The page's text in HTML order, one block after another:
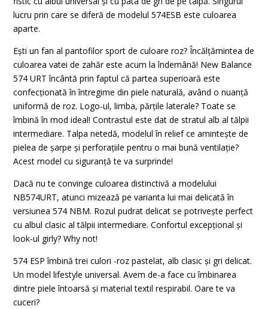
lucru prin care se diferă de modelul 574ESB este culoarea
aparte.
Ești un fan al pantofilor sport de culoare roz? Încălțămintea de
culoarea vatei de zahăr este acum la îndemână! New Balance
574 URT încântă prin faptul că partea superioară este
confecționată în întregime din piele naturală, având o nuanță
uniformă de roz. Logo-ul, limba, părțile laterale? Toate se
îmbină în mod ideal! Contrastul este dat de stratul alb al tălpii
intermediare. Talpa netedă, modelul în relief ce amintește de
pielea de șarpe și perforațiile pentru o mai bună ventilație?
Acest model cu siguranță te va surprinde!
Dacă nu te convinge culoarea distinctivă a modelului
NB574URT, atunci mizează pe varianta lui mai delicată în
versiunea 574 NBM. Rozul pudrat delicat se potrivește perfect
cu albul clasic al tălpii intermediare. Confortul excepțional și
look-ul girly? Why not!
574 ESP îmbină trei culori -roz pastelat, alb clasic și gri delicat.
Un model lifestyle universal. Avem de-a face cu îmbinarea
dintre piele întoarsă și material textil respirabil. Oare te va
cuceri?